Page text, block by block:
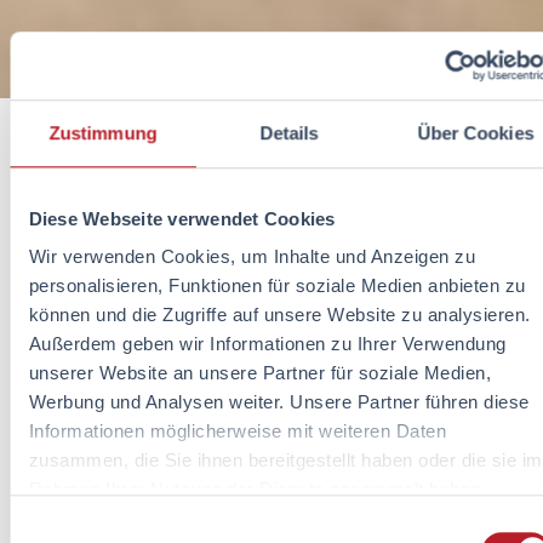
Zustimmung Details Über Cookies
Diese Webseite verwendet Cookies
Wir verwenden Cookies, um Inhalte und Anzeigen zu
personalisieren, Funktionen für soziale Medien anbieten zu
können und die Zugriffe auf unsere Website zu analysieren.
Außerdem geben wir Informationen zu Ihrer Verwendung
unserer Website an unsere Partner für soziale Medien,
Werbung und Analysen weiter. Unsere Partner führen diese
Informationen möglicherweise mit weiteren Daten
zusammen, die Sie ihnen bereitgestellt haben oder die sie im
Einleitung
Du suchst einen Job mit Sinn, der mehr ist als Zahlen am
Monatsende? Im AXA Exklusiv-Vertrieb steckt
Nachhaltigkeit nicht im Leitbild, sondern im
Beratungsalltag. Wir zeigen dir, wie sich das auf deine
Beratung, deine Weiterbildung und deine Karriere
auswirkt.